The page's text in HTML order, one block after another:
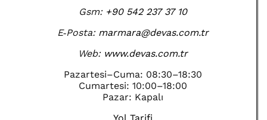
Gsm: +90 542 237 37 10
E‑Posta: marmara@devas.com.tr
Web: www.devas.com.tr
Pazartesi–Cuma: 08:30–18:30
Cumartesi: 10:00–18:00
Pazar: Kapalı